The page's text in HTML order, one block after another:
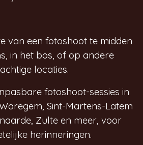
van een fotoshoot te midden
in het bos, of op andere
locaties.
fotoshoot-sessies in
Sint-Martens-Latem
Zulte en meer, voor
herinneringen.